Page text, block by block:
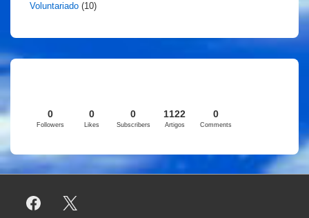
Voluntariado (10)
0
Followers
0
Likes
0
Subscribers
1122
Artigos
0
Comments